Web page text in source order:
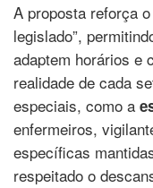
A proposta reforça
legislado”,
adaptem horários e
realidade de cada
especiais, como a
enfermeiros,
específicas
respeitado o